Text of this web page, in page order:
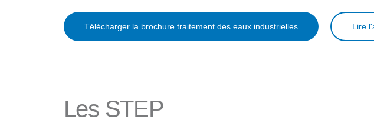
Télécharger la brochure traitement des eaux industrielles Lire
Les STEP